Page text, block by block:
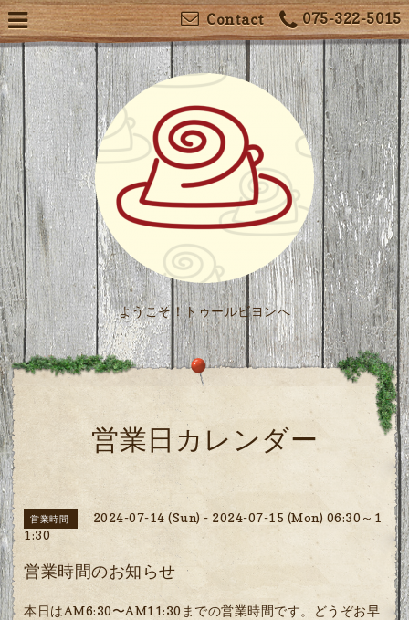
075-322-5015
Contact
ようこそ！トゥールビヨンへ
営業日カレンダー
営業時間
2024-07-14 (Sun) - 2024-07-15 (Mon) 06:30～1
1:30
営業時間のお知らせ
本日はAM6:30〜AM11:30までの営業時間です。どうぞお早